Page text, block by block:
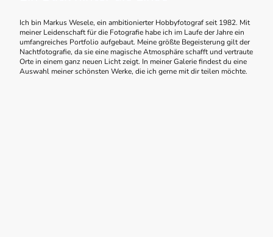
Ich bin Markus Wesele, ein ambitionierter Hobbyfotograf seit 1982. Mit
meiner Leidenschaft für die Fotografie habe ich im Laufe der Jahre ein
umfangreiches Portfolio aufgebaut. Meine größte Begeisterung gilt der
Nachtfotografie, da sie eine magische Atmosphäre schafft und vertraute
Orte in einem ganz neuen Licht zeigt. In meiner Galerie findest du eine
Auswahl meiner schönsten Werke, die ich gerne mit dir teilen möchte.